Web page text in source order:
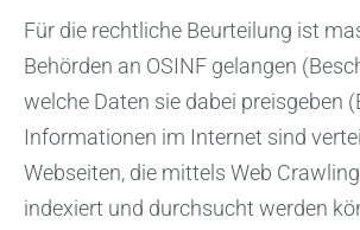
Für die rechtliche Beurteilung ist
Behörden an OSINF gelangen
welche Daten sie dabei preisgeben
Informationen im Internet sind
Webseiten, die mittels Web
indexiert und durchsucht werden